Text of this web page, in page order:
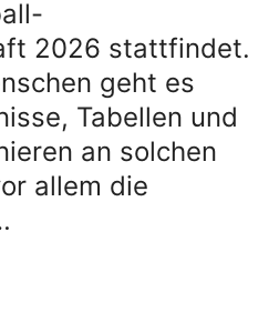
2026 stattfindet.
geht es
Tabellen und
an solchen
allem die